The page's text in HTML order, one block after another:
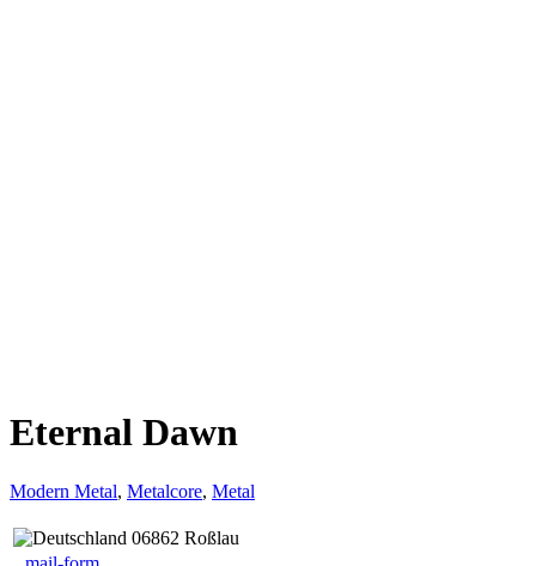
Eternal Dawn
Modern Metal, Metalcore, Metal
06862 Roßlau